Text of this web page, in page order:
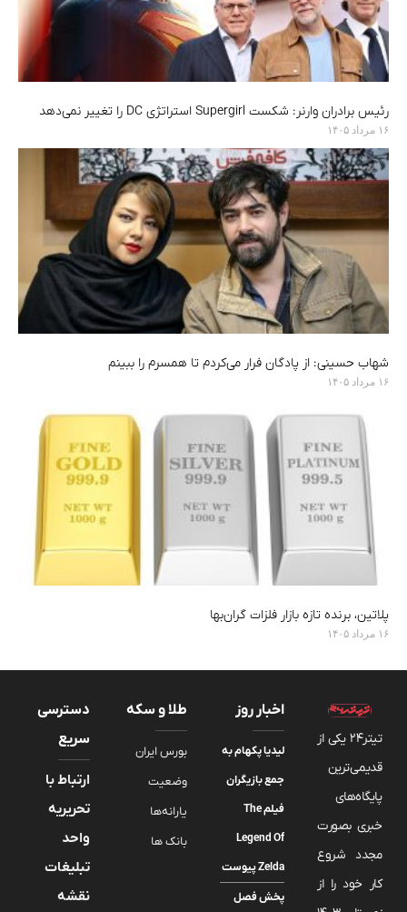
رئیس برادران وارنر: شکست Supergirl استراتژی DC را تغییر نمی‌دهد
۱۶ مرداد ۱۴۰۵
شهاب حسینی: از پادگان فرار می‌کردم تا همسرم را ببینم
۱۶ مرداد ۱۴۰۵
پلاتین، برنده تازه بازار فلزات گران‌بها
۱۶ مرداد ۱۴۰۵
تیتر24 یکی از
قدیمی‌ترین
پایگاه‌های
خبری بصورت
مجدد شروع
کار خود را از
اخبار روز
لیدیا پکهام به
جمع بازیگران
فیلم The
Legend Of
Zelda پیوست
پخش فصل
طلا و سکه
بورس ایران
وضعیت
یارانه‌ها
بانک ها
دسترسی
سریع
ارتباط با
تحریریه
واحد
تبلیغات
نقشه